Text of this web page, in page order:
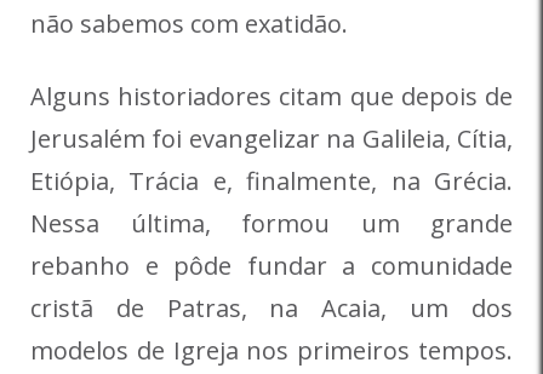
não sabemos com exatidão.
Alguns historiadores citam que depois de
Jerusalém foi evangelizar na Galileia, Cítia,
Etiópia, Trácia e, finalmente, na Grécia.
Nessa última, formou um grande
rebanho e pôde fundar a comunidade
cristã de Patras, na Acaia, um dos
modelos de Igreja nos primeiros tempos.